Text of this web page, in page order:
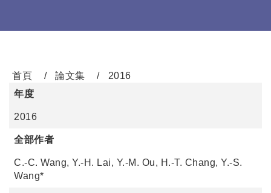
首頁 論文集
2016
年度
2016
全部作者
C.-C. Wang, Y.-H. Lai, Y.-M. Ou, H.-T. Chang, Y.-S.
Wang*